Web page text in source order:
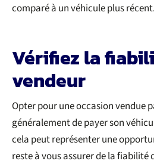
comparé à un véhicule plus récent.
Vérifiez la
vendeur
Opter pour une occasion vendue
généralement de payer son
cela peut représenter une
reste à vous assurer de la fiabilité